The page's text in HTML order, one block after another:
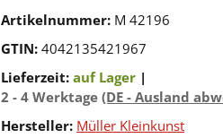
Artikelnummer: M 42196
GTIN: 4042135421967
Lieferzeit: auf Lager |
2 - 4 Werktage (DE - Ausland
Hersteller: Müller Kleinkunst